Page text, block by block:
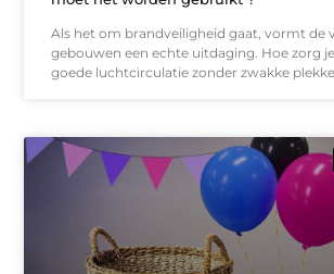
Als het om brandveiligheid gaat, vormt de
gebouwen een echte uitdaging. Hoe zorg
goede luchtcirculatie zonder zwakke